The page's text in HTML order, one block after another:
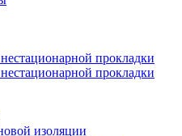
прокладки
прокладки
изоляции